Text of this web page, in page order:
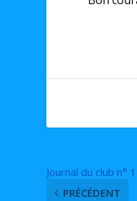
Journal du club n°
PRÉCÉDENT